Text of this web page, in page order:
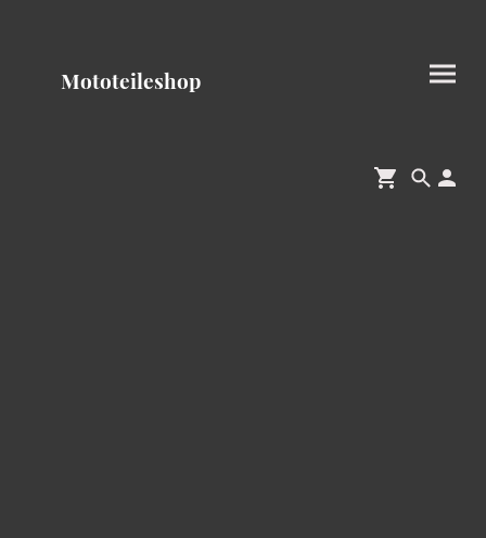
Mototeileshop